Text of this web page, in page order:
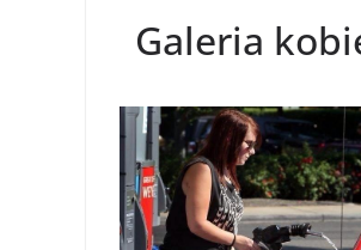
Galeria